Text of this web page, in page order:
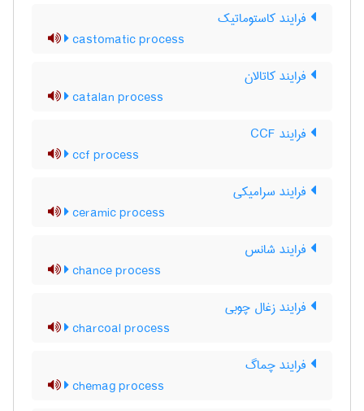
فرایند کاستوماتیک
castomatic process
فرایند کاتالان
catalan process
فرایند CCF
ccf process
فرایند سرامیکی
ceramic process
فرایند شانس
chance process
فرایند زغال چوبی
charcoal process
فرایند چماگ
chemag process